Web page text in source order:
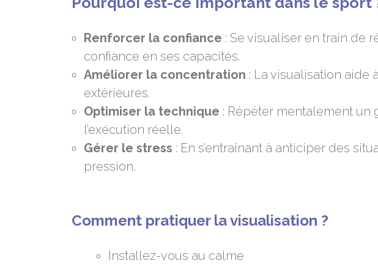
Renforcer la confiance : Se visualiser en train de
confiance en ses capacités.
Améliorer la concentration : La visualisation aide
extérieures.
Optimiser la technique : Répéter mentalement un
l’exécution réelle.
Gérer le stress : En s’entraînant à anticiper des
pression.
Comment pratiquer la visualisation ?
Installez-vous au calme